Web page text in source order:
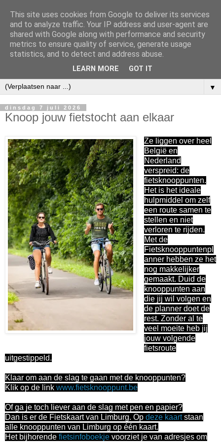
▼
dinsdag 7 juli 2026
Knoop jouw fietstocht aan elkaar
Ze liggen over heel
België en
Nederland
verspreid: de
fietsknooppunten.
Het is het ideale
hulpmiddel om zelf
een route samen te
stellen en niet
verloren te rijden.
Met de
Fietsknooppuntenpl
anner hebben ze het
nog makkelijker
gemaakt. Duid de
knooppunten aan
die jij wil volgen en
de planner doet de
rest. Zonder al te
veel moeite heb jij
jouw volgende
fietsroute
uitgestippeld.
Klaar om aan de slag te gaan met de knooppunten?
Klik op de link www.fietsknooppunt.be
Of ga je toch liever aan de slag met pen en papier?
Dan is er de Fietskaart van Limburg. Op deze kaartstaan
alle knooppunten van Limburg op één kaart.
Het bijhorende fietsinfoboekje voorziet je van adresjes om
This site uses cookies from Google to deliver its services
and to analyze traffic. Your IP address and user-agent are
shared with Google along with performance and security
metrics to ensure quality of service, generate usage
statistics, and to detect and address abuse.
LEARN MORE GOT IT